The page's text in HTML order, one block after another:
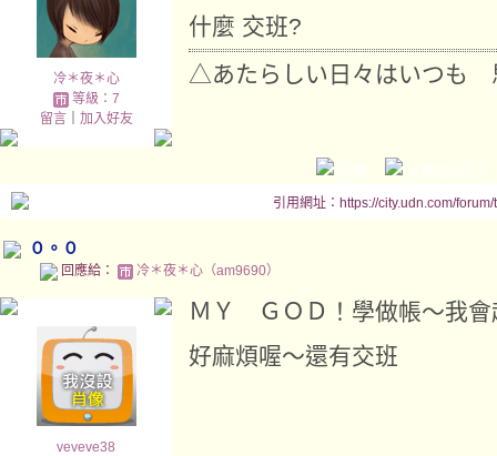
冷＊夜＊心
等級：7
留言｜ 加入好友
什麼 交班?
△あたらしい日々はいつも
引用網址：https://city.udn.com/
０。０
回應給： 冷＊夜＊心（am9690）
veveve38
ＭＹ ＧＯＤ！學做帳～我會
好麻煩喔～還有交班